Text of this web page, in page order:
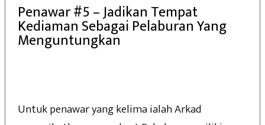
Penawar #5 – Jadikan Tempat
Kediaman Sebagai Pelaburan Yang
Menguntungkan
Untuk penawar yang kelima ialah Arkad